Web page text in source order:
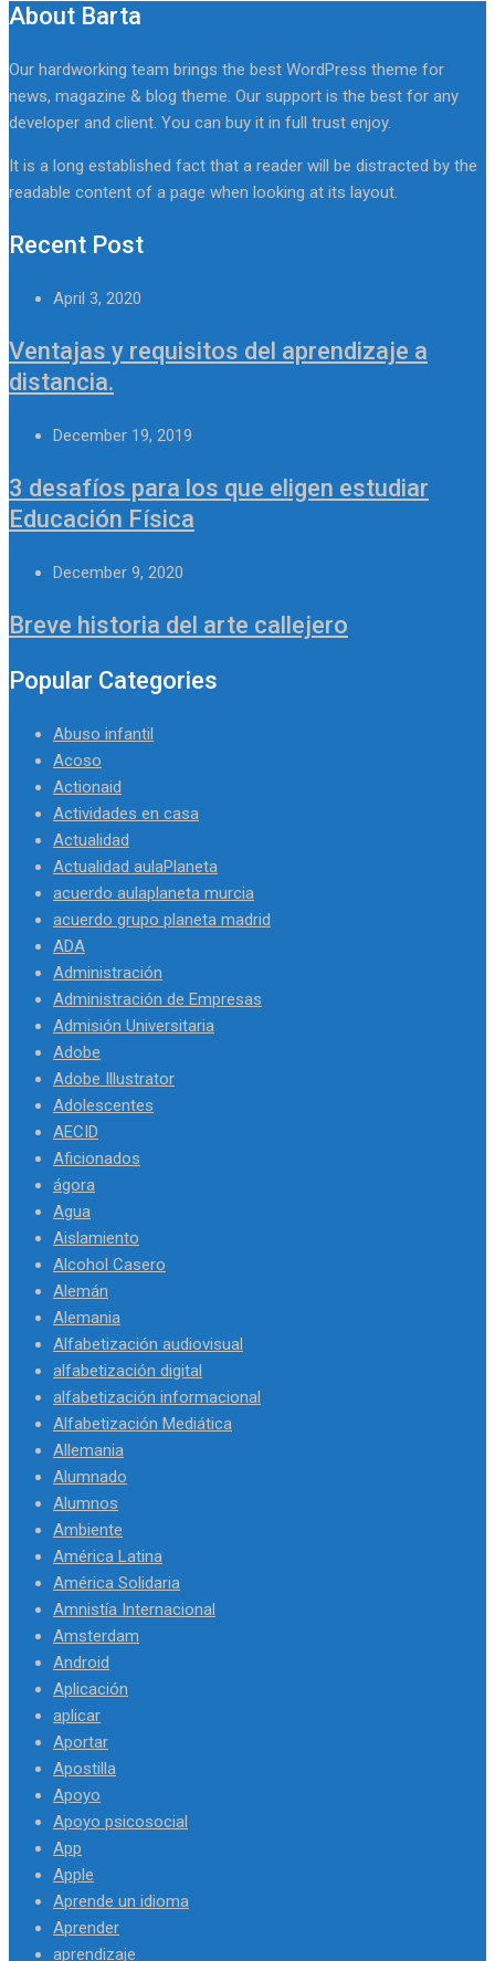
About Barta
Our hardworking team brings the best WordPress theme for
news, magazine & blog theme. Our support is the best for any
developer and client. You can buy it in full trust enjoy.
It is a long established fact that a reader will be distracted by the
readable content of a page when looking at its layout.
Recent Post
April 3, 2020
Ventajas y requisitos del aprendizaje a
distancia.
December 19, 2019
3 desafíos para los que eligen estudiar
Educación Física
December 9, 2020
Breve historia del arte callejero
Popular Categories
Abuso infantil
Acoso
Actionaid
Actividades en casa
Actualidad
Actualidad aulaPlaneta
acuerdo aulaplaneta murcia
acuerdo grupo planeta madrid
ADA
Administración
Administración de Empresas
Admisión Universitaria
Adobe
Adobe Illustrator
Adolescentes
AECID
Aficionados
ágora
Agua
Aislamiento
Alcohol Casero
Alemán
Alemania
Alfabetización audiovisual
alfabetización digital
alfabetización informacional
Alfabetización Mediática
Allemania
Alumnado
Alumnos
Ambiente
América Latina
América Solidaria
Amnistía Internacional
Amsterdam
Android
Aplicación
aplicar
Aportar
Apostilla
Apoyo
Apoyo psicosocial
App
Apple
Aprende un idioma
Aprender
aprendizaje